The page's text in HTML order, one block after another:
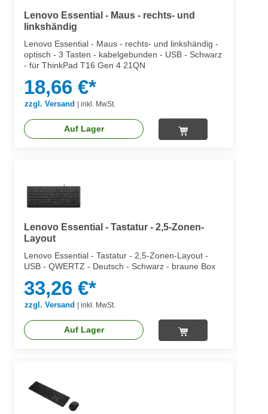
Lenovo Essential - Maus - rechts- und
linkshändig
Lenovo Essential - Maus - rechts- und linkshändig -
optisch - 3 Tasten - kabelgebunden - USB - Schwarz
- für ThinkPad T16 Gen 4 21QN
18,66 €*
zzgl. Versand inkl. MwSt.
Auf Lager
Lenovo Essential - Tastatur - 2,5-Zonen-
Layout
Lenovo Essential - Tastatur - 2,5-Zonen-Layout -
USB - QWERTZ - Deutsch - Schwarz - braune Box
33,26 €*
zzgl. Versand inkl. MwSt.
Auf Lager